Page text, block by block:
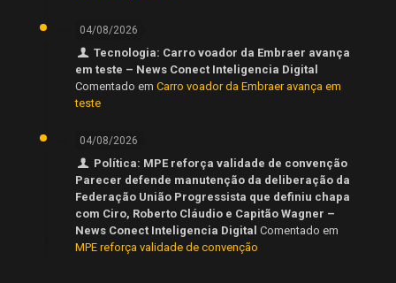
04/08/2026
Tecnologia: Carro voador da Embraer avança
em teste – News Conect Inteligencia Digital
Comentado em Carro voador da Embraer avança em
teste
04/08/2026
Política: MPE reforça validade de convenção
Parecer defende manutenção da deliberação da
Federação União Progressista que definiu chapa
com Ciro, Roberto Cláudio e Capitão Wagner –
News Conect Inteligencia Digital Comentado em
MPE reforça validade de convenção